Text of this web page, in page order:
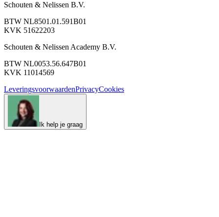
Schouten & Nelissen B.V.
BTW NL8501.01.591B01
KVK 51622203
Schouten & Nelissen Academy B.V.
BTW NL0053.56.647B01
KVK 11014569
LeveringsvoorwaardenPrivacyCookies
Ik help je graag